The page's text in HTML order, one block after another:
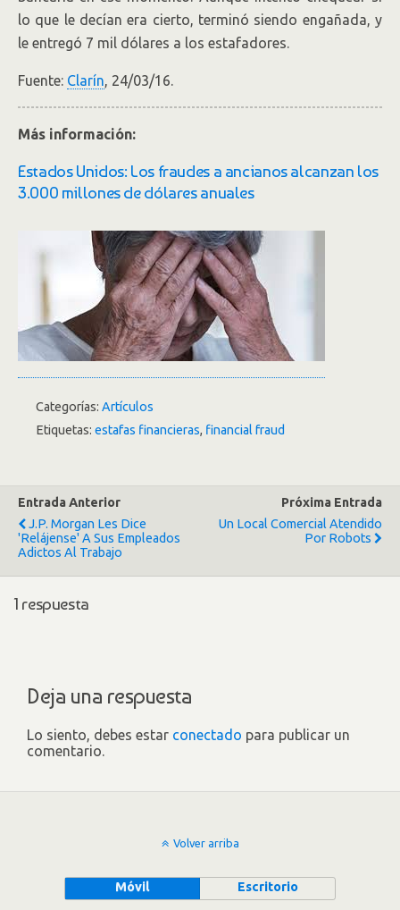
lo que le decían era cierto, terminó siendo engañada, y
le entregó 7 mil dólares a los estafadores.
Fuente: Clarín, 24/03/16.
Más información:
Estados Unidos: Los fraudes a ancianos alcanzan los
3.000 millones de dólares anuales
Categorías: Artículos
Etiquetas: estafas financieras, financial fraud
Entrada Anterior
J.P. Morgan Les Dice
'relájense' A Sus Empleados
Adictos Al Trabajo
Próxima Entrada
Un Local Comercial Atendido
Por Robots
1 respuesta
Deja una respuesta
Lo siento, debes estar conectado para publicar un
comentario.
Volver arriba
Móvil Escritorio